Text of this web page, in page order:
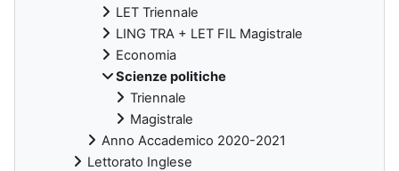
LET Triennale
LING TRA + LET FIL Magistrale
Economia
Scienze politiche
Triennale
Magistrale
Anno Accademico 2020-2021
Lettorato Inglese